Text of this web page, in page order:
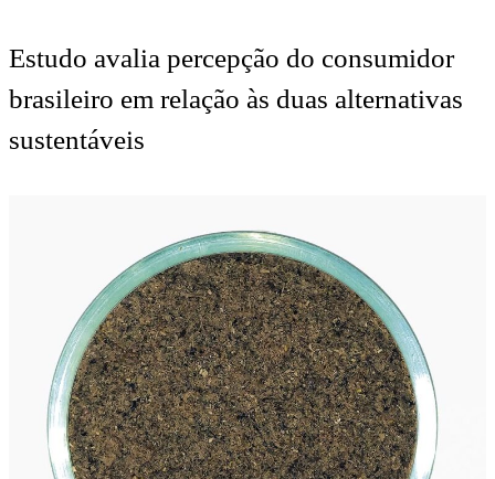
Estudo avalia percepção do consumidor
brasileiro em relação às duas alternativas
sustentáveis